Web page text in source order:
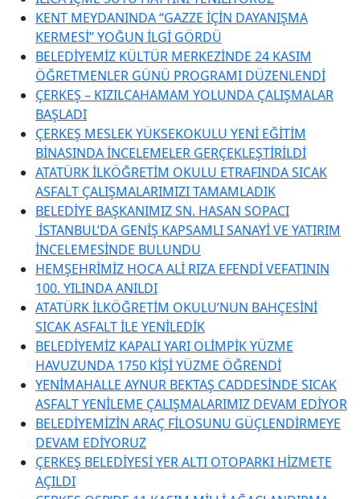
KENT MEYDANINDA “GAZZE İÇİN DAYANIŞMA
KERMESİ” YOĞUN İLGİ GÖRDÜ
BELEDİYEMİZ KÜLTÜR MERKEZİNDE 24 KASIM
ÖĞRETMENLER GÜNÜ PROGRAMI DÜZENLENDİ
ÇERKEŞ – KIZILCAHAMAM YOLUNDA ÇALIŞMALAR
BAŞLADI
ÇERKEŞ MESLEK YÜKSEKOKULU YENİ EĞİTİM
BİNASINDA İNCELEMELER GERÇEKLEŞTİRİLDİ
ATATÜRK İLKÖĞRETİM OKULU ETRAFINDA SICAK
ASFALT ÇALIŞMALARIMIZI TAMAMLADIK
BELEDİYE BAŞKANIMIZ SN. HASAN SOPACI
İSTANBUL’DA GENİŞ KAPSAMLI SANAYİ VE YATIRIM
İNCELEMESİNDE BULUNDU
HEMŞEHRİMİZ HOCA ALİ RIZA EFENDİ VEFATININ
100. YILINDA ANILDI
ATATÜRK İLKÖĞRETİM OKULU’NUN BAHÇESİNİ
SICAK ASFALT İLE YENİLEDİK
BELEDİYEMİZ KAPALI YARI OLİMPİK YÜZME
HAVUZUNDA 1750 KİŞİ YÜZME ÖĞRENDİ
YENİMAHALLE AYNUR BEKTAŞ CADDESİNDE SICAK
ASFALT YENİLEME ÇALIŞMALARIMIZ DEVAM EDİYOR
BELEDİYEMİZİN ARAÇ FİLOSUNU GÜÇLENDİRMEYE
DEVAM EDİYORUZ
ÇERKEŞ BELEDİYESİ YER ALTI OTOPARKI HİZMETE
AÇILDI